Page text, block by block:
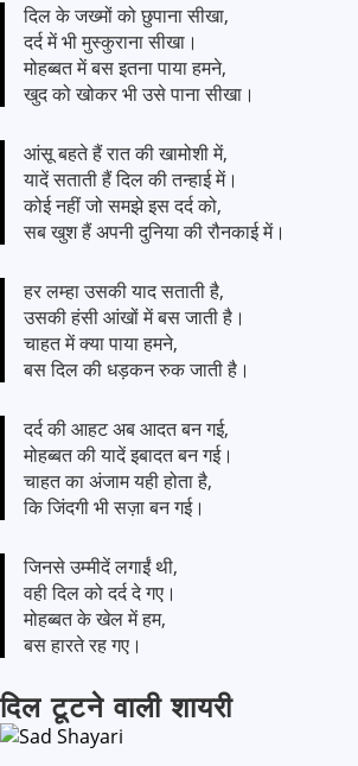
दिल के जख्मों को छुपाना सीखा,
दर्द में भी मुस्कुराना सीखा।
मोहब्बत में बस इतना पाया हमने,
खुद को खोकर भी उसे पाना सीखा।
आंसू बहते हैं रात की खामोशी में,
यादें सताती हैं दिल की तन्हाई में।
कोई नहीं जो समझे इस दर्द को,
सब खुश हैं अपनी दुनिया की रौनकाई में।
हर लम्हा उसकी याद सताती है,
उसकी हंसी आंखों में बस जाती है।
चाहत में क्या पाया हमने,
बस दिल की धड़कन रुक जाती है।
दर्द की आहट अब आदत बन गई,
मोहब्बत की यादें इबादत बन गई।
चाहत का अंजाम यही होता है,
कि जिंदगी भी सज़ा बन गई।
जिनसे उम्मीदें लगाईं थी,
वही दिल को दर्द दे गए।
मोहब्बत के खेल में हम,
बस हारते रह गए।
दिल टूटने वाली शायरी